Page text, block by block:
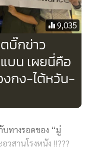
9,035
บิ๊กข่าว
บน เผยนี่คือ
กง-ไต้หวัน-
บทางรอดของ “มู่
วสานโรงหนัง !!???